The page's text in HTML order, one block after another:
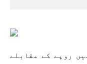
روپے کے مقابلے